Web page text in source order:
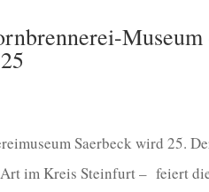
Museum
Saerbeck wird 25.
im Kreis Steinfurt – feiert